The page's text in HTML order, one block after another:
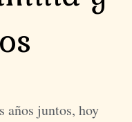
años juntos, hoy